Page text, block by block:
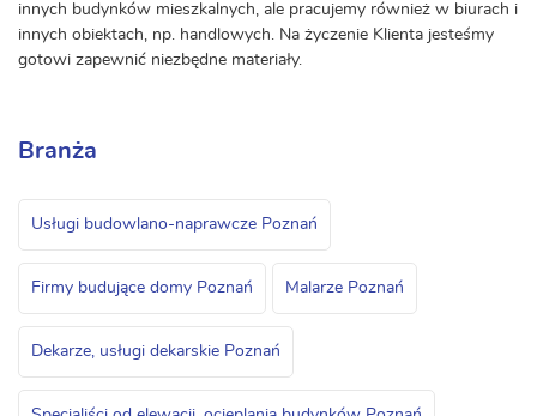
innych budynków mieszkalnych, ale pracujemy również w biurach i
innych obiektach, np. handlowych. Na życzenie Klienta jesteśmy
gotowi zapewnić niezbędne materiały.
Branża
Usługi budowlano-naprawcze Poznań
Firmy budujące domy Poznań Malarze Poznań
Dekarze, usługi dekarskie Poznań